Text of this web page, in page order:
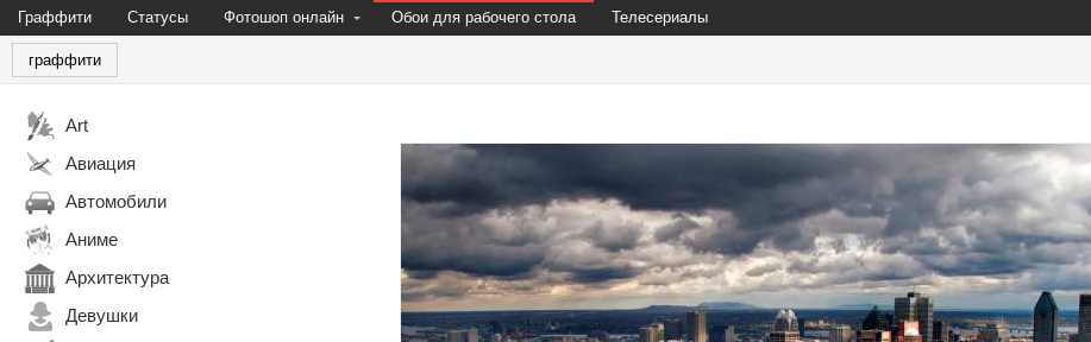
Граффити Статусы Фотошоп онлайн Обои для рабочего стола Телесериалы
граффити
Art
Авиация
Автомобили
Аниме
Архитектура
Девушки